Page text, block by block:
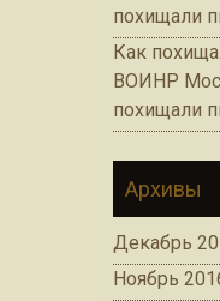
похищали
Как
ВОИНР
похищали
Архивы
Декабрь
Ноябрь